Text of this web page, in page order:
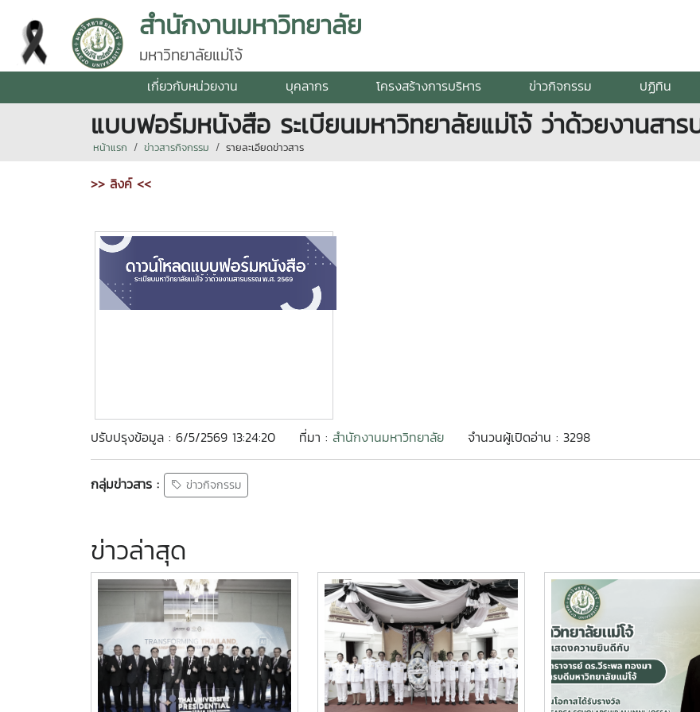
สำนักงานมหาวิทยาลัย
มหาวิทยาลัยแม่โจ้
เกี่ยวกับหน่วยงาน บุคลากร โครงสร้างการบริหาร ข่าวกิจกรรม ปฏิทิน
แบบฟอร์มหนังสือ ระเบียนมหาวิทยาลัยแม่โจ้ ว่าด้วยงานสา
หน้าแรก ข่าวสารกิจกรรม รายละเอียดข่าวสาร
>> ลิงค์ <<
ปรับปรุงข้อมูล : 6/5/2569 13:24:20 ที่มา : สำนักงานมหาวิทยาลัย จำนวนผู้เปิดอ่าน : 3298
กลุ่มข่าวสาร : ข่าวกิจกรรม
ข่าวล่าสุด